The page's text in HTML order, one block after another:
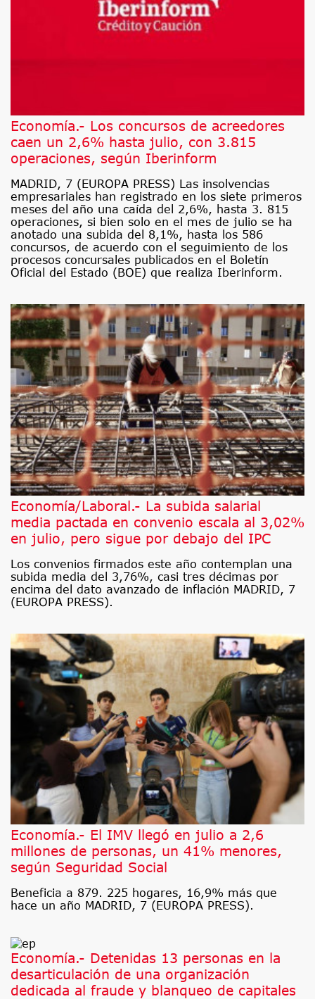
Economía.- Los concursos de acreedores
caen un 2,6% hasta julio, con 3.815
operaciones, según Iberinform
MADRID, 7 (EUROPA PRESS) Las insolvencias
empresariales han registrado en los siete primeros
meses del año una caída del 2,6%, hasta 3. 815
operaciones, si bien solo en el mes de julio se ha
anotado una subida del 8,1%, hasta los 586
concursos, de acuerdo con el seguimiento de los
procesos concursales publicados en el Boletín
Oficial del Estado (BOE) que realiza Iberinform.
Economía/Laboral.- La subida salarial
media pactada en convenio escala al 3,02%
en julio, pero sigue por debajo del IPC
Los convenios firmados este año contemplan una
subida media del 3,76%, casi tres décimas por
encima del dato avanzado de inflación MADRID, 7
(EUROPA PRESS).
Economía.- El IMV llegó en julio a 2,6
millones de personas, un 41% menores,
según Seguridad Social
Beneficia a 879. 225 hogares, 16,9% más que
hace un año MADRID, 7 (EUROPA PRESS).
Economía.- Detenidas 13 personas en la
desarticulación de una organización
dedicada al fraude y blanqueo de capitales